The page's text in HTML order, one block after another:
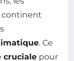
continent
. Ce
cruciale pour